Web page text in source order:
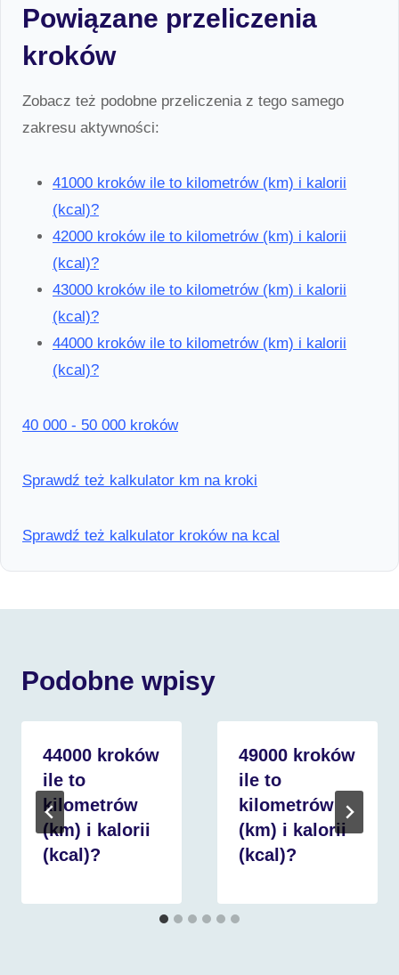
Powiązane przeliczenia
kroków
Zobacz też podobne przeliczenia z tego samego
zakresu aktywności:
41000 kroków ile to kilometrów (km) i kalorii
(kcal)?
42000 kroków ile to kilometrów (km) i kalorii
(kcal)?
43000 kroków ile to kilometrów (km) i kalorii
(kcal)?
44000 kroków ile to kilometrów (km) i kalorii
(kcal)?
40 000 - 50 000 kroków
Sprawdź też kalkulator km na kroki
Sprawdź też kalkulator kroków na kcal
Podobne wpisy
44000 kroków
ile to
kilometrów
(km) i kalorii
(kcal)?
49000 kroków
ile to
kilometrów
(km) i kalorii
(kcal)?